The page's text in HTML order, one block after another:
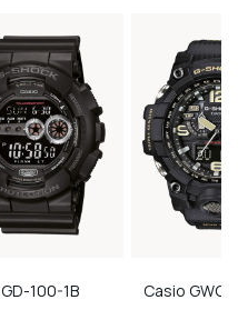
GD-100-1B Casio GWG-